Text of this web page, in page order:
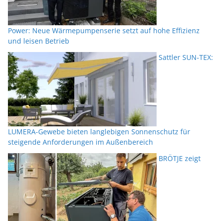
Power: Neue Wärmepumpenserie setzt auf hohe Effizienz
und leisen Betrieb
Sattler SUN-TEX:
LUMERA-Gewebe bieten langlebigen Sonnenschutz für
steigende Anforderungen im Außenbereich
BRÖTJE zeigt